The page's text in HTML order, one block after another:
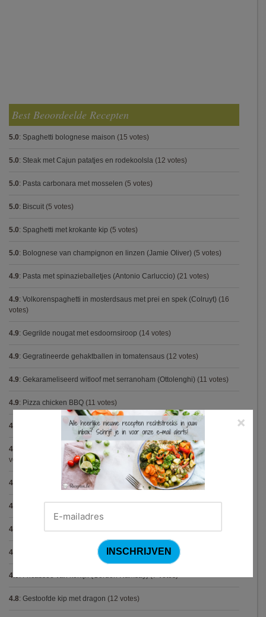
Best Beoordeelde Recepten
5.0: Spaghetti bolognese maison (15 votes)
5.0: Steak met Cajun patatjes en rodekoolsla (12 votes)
5.0: Pasta carbonara met mosselen (5 votes)
5.0: Biscuit (5 votes)
5.0: Spaghetti met krokante kip (5 votes)
5.0: Bolognese van champignon en linzen (Jamie Oliver) (5 votes)
4.9: Pasta met spinazieballetjes (Antonio Carluccio) (21 votes)
4.9: Volkorenspaghetti in mosterdsaus met prei en spek (Colruyt) (16
votes)
4.9: Gegrilde nougat met esdoornsiroop (14 votes)
4.9: Gegratineerde gehaktballen in tomatensaus (12 votes)
4.9: Gekarameliseerd witloof met serranoham (Ottolenghi) (11 votes)
4.9: Pizza chicken BBQ (11 votes)
4.9 Steak chimichurri (Gordon Ramsay)(10 votes)
4.9 Aspergepuree met garnalen en zure room (Piet Huysentruyt)
votes)
4.9 Konijn op Italiaanse wijze (9 votes)
4.9
4.9 Courgette carbonara(8 votes)
4.9 (7 votes)
4.9:Fricassee van konijn (Gordon Ramsay)(7 votes)
4.8: Gestoofde kip met dragon (12 votes)
×